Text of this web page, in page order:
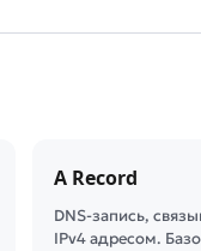
A Record
DNS-запись,
IPv4 адресом.